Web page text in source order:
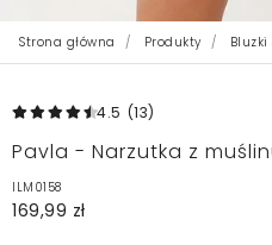
Strona główna Produkty Bluzki
4.5 (13)
Pavla - Narzutka z
ILM0158
169,99 zł